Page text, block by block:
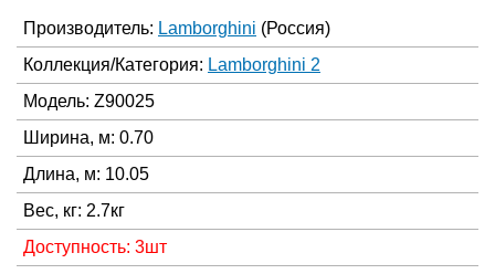
Производитель: Lamborghini (Россия)
Коллекция/Категория: Lamborghini 2
Модель: Z90025
Ширина, м: 0.70
Длина, м: 10.05
Вес, кг: 2.7кг
Доступность: 3шт